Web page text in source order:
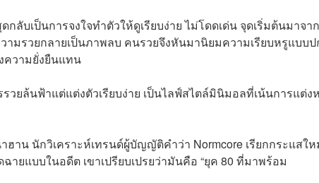
ลับเป็นการจงใจทำตัวให้ดูเรียบง่าย ไม่โดดเด่น จุดเริ่มต้นมาจา
มรวยกลายเป็นภาพลบ คนรวยจึงหันมานิยมความเรียบหรูแบบ
ความยั่งยืนแทน
ยล้นฟ้าแต่แต่งตัวเรียบง่าย เป็นไลฟ์สไตล์มินิมอลที่เน้นการแต่ง
าน นักวิเคราะห์เทรนด์ผู้บัญญัติคำว่า Normcore เรียกกระแสใ
ายแบบในอดีต เขาเปรียบเปรยว่ามันคือ “ยุค 80 ที่มาพร้อม